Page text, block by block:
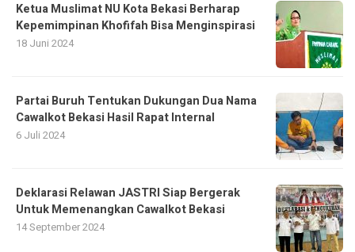
Ketua Muslimat NU Kota Bekasi Berharap
Kepemimpinan Khofifah Bisa Menginspirasi
18 Juni 2024
Partai Buruh Tentukan Dukungan Dua Nama
Cawalkot Bekasi Hasil Rapat Internal
6 Juli 2024
Deklarasi Relawan JASTRI Siap Bergerak
Untuk Memenangkan Cawalkot Bekasi
14 September 2024